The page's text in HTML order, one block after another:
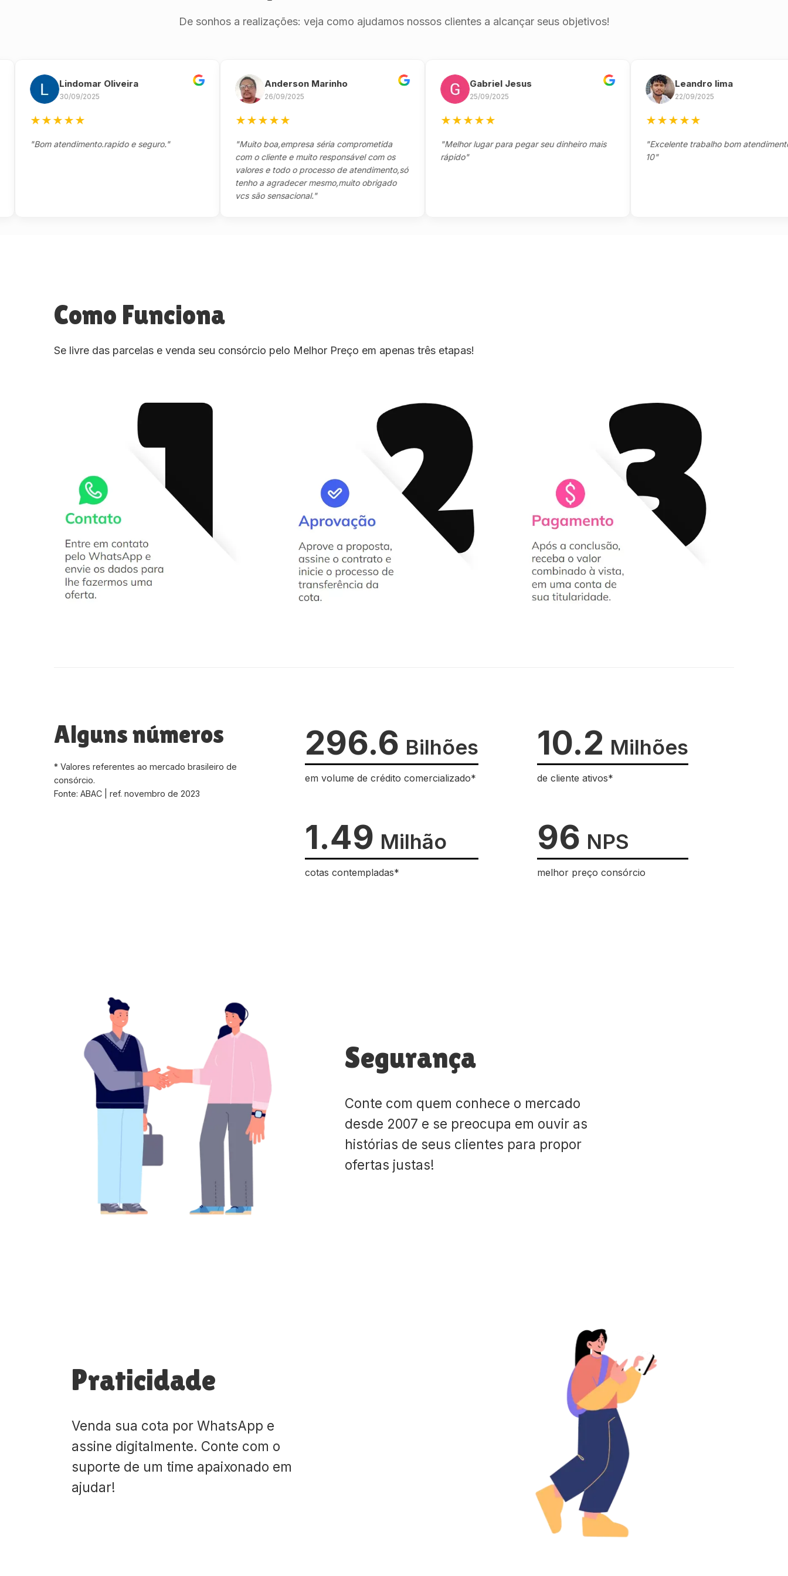
De sonhos a realizações: veja como ajudamos nossos clientes a alcançar seus objetivos!
Lindomar Oliveira
30/09/2025
★★★★
"Bom atendimento.rapido e seguro."
Anderson Marinho
26/09/2025
★★★★
"Muito boa,empresa séria comprometida
com o cliente e muito responsável com os
valores e todo o processo de atendimento,só
tenho a agradecer mesmo,muito obrigado
vcs são sensacional."
Gabriel Jesus
25/09/2025
★★★★
"Melhor lugar para pegar seu dinheiro mais
rápido"
Leandro lima
22/09/2025
★★★★
"Excelente trabalho bom atendimento
Como Funciona
Se livre das parcelas e venda seu consórcio pelo Melhor Preço em apenas três etapas!
Alguns números
* Valores referentes ao mercado brasileiro de
consórcio.
Fonte: ABAC | ref. novembro de 2023
296.6 Bilhões
em volume de crédito comercializado*
10.2 Milhões
de cliente ativos*
1.49 Milhão
cotas contempladas*
96 NPS
melhor preço consórcio
Segurança
Conte com quem conhece o mercado
desde 2007 e se preocupa em ouvir as
histórias de seus clientes para propor
ofertas justas!
Praticidade
Venda sua cota por WhatsApp e
assine digitalmente. Conte com o
suporte de um time apaixonado em
ajudar!